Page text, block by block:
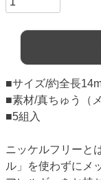
■サイズ/約全長
■素材/真ちゅう（
■5組入
ニッケルフリーと
ル」を使わずにメ